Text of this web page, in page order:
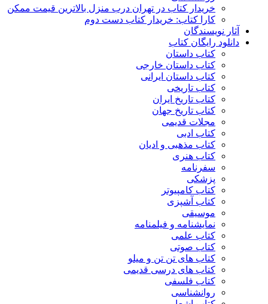
خریدار کتاب در تهران درب منزل بالاترین قیمت ممکن
کارا کتاب: خریدار کتاب دست دوم
آثار نویسندگان
دانلود رایگان کتاب
کتاب داستان
کتاب داستان خارجی
کتاب داستان ایرانی
کتاب تاریخی
کتاب تاریخ ایران
کتاب تاریخ جهان
مجلات قدیمی
کتاب ادبی
کتاب مذهبی و ادیان
کتاب هنری
سفرنامه
پزشکی
کتاب کامپیوتر
کتاب آشپزی
موسیقی
نمایشنامه و فیلمنامه
کتاب علمی
کتاب صوتی
کتاب های تن تن و میلو
کتاب های درسی قدیمی
کتاب فلسفی
روانشناسی